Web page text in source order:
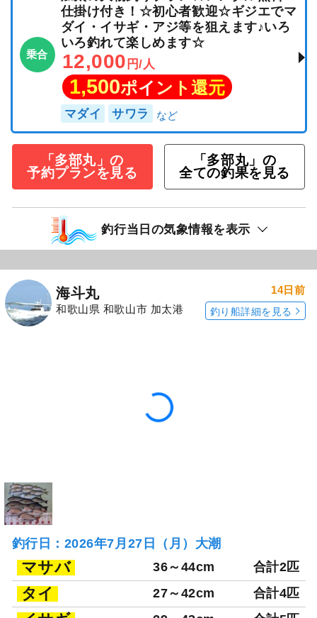
乗合
加太の大物釣りプラン☆レンタル無料・
仕掛け付き！☆初心者歓迎☆ギジエでマ
ダイ・イサギ・アジ等を狙えます♪いろ
いろ釣れて楽しめます☆
12,000円/人
1,500ポイント還元
「多部丸」の
予約プランを見る
「多部丸」の
全ての釣果を見る
海斗丸 14日前
釣行日：2026年7月27日（月）大潮
マサバ 36～44cm 合計2匹
タイ 27～42cm 合計4匹